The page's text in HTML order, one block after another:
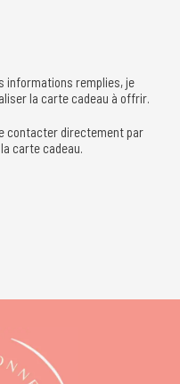
informations remplies, je
la carte cadeau à offrir.
contacter directement par
carte cadeau.